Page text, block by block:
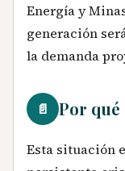
Energía y
generación
la demanda
📄 Por
Esta situación